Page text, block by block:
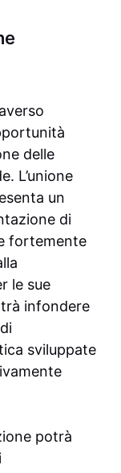
delle
L’unione
un
di
fortemente
le sue
infondere
sviluppate
potrà